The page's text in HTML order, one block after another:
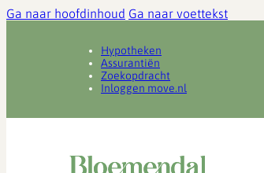
Ga naar hoofdinhoud Ga naar voettekst
Hypotheken
Assurantiën
Zoekopdracht
Inloggen move.nl